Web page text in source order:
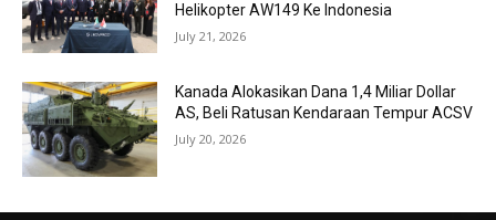
Helikopter AW149 Ke Indonesia
July 21, 2026
Kanada Alokasikan Dana 1,4 Miliar Dollar
AS, Beli Ratusan Kendaraan Tempur ACSV
July 20, 2026